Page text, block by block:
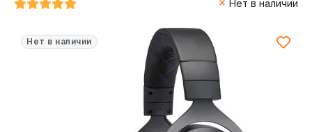
Нет в наличии
Нет в наличии